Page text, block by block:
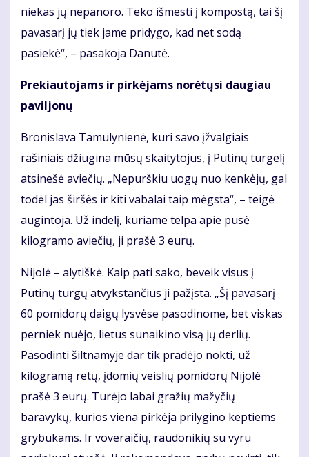
niekas jų nepanoro. Teko išmesti į kompostą, tai šį
pavasarį jų tiek jame pridygo, kad net sodą
pasiekė“, – pasakoja Danutė.
Prekiautojams ir pirkėjams norėtųsi daugiau
paviljonų
Bronislava Tamulynienė, kuri savo įžvalgiais
rašiniais džiugina mūsų skaitytojus, į Putinų turgelį
atsinešė aviečių. „Nepurškiu uogų nuo kenkėjų, gal
todėl jas širšės ir kiti vabalai taip mėgsta“, – teigė
augintoja. Už indelį, kuriame telpa apie pusė
kilogramo aviečių, ji prašė 3 eurų.
Nijolė – alytiškė. Kaip pati sako, beveik visus į
Putinų turgų atvykstančius ji pažįsta. „Šį pavasarį
60 pomidorų daigų lysvėse pasodinome, bet viskas
perniek nuėjo, lietus sunaikino visą jų derlių.
Pasodinti šiltnamyje dar tik pradėjo nokti, už
kilogramą retų, įdomių veislių pomidorų Nijolė
prašė 3 eurų. Turėjo labai gražių mažyčių
baravykų, kurios viena pirkėja prilygino keptiems
grybukams. Ir voveraičių, raudonikių su vyru